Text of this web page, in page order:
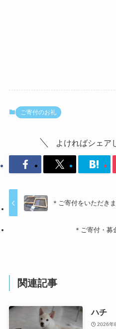
ご寄付のお礼
よければシェア
＊ご寄付をいただき
＊ご寄付・募
関連記事
ハチ
2026年